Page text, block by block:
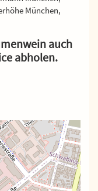
München,
auch
abholen.